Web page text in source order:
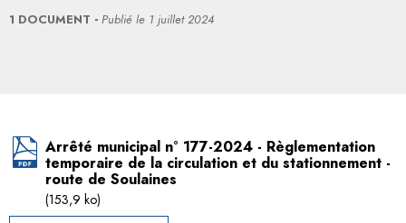
1 DOCUMENT Publié le 1 juillet 2024
Arrêté municipal n° 177-2024 - Règlementation
temporaire de la circulation et du stationnement -
route de Soulaines
(153,9 ko)